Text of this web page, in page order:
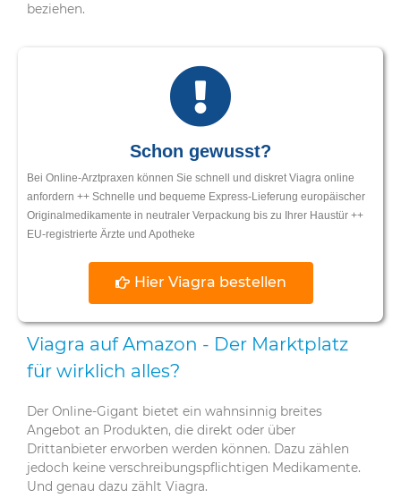
beziehen.
Schon gewusst?
Bei Online-Arztpraxen können Sie schnell und diskret Viagra online
anfordern ++ Schnelle und bequeme Express-Lieferung europäischer
Originalmedikamente in neutraler Verpackung bis zu Ihrer Haustür ++
EU-registrierte Ärzte und Apotheke
Hier Viagra bestellen
Viagra auf Amazon - Der Marktplatz
für wirklich alles?
Der Online-Gigant bietet ein wahnsinnig breites
Angebot an Produkten, die direkt oder über
Drittanbieter erworben werden können. Dazu zählen
jedoch keine verschreibungspflichtigen Medikamente.
Und genau dazu zählt Viagra.